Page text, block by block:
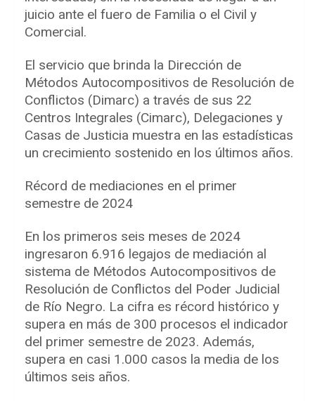
juicio ante el fuero de Familia o el Civil y
Comercial.
El servicio que brinda la Dirección de
Métodos Autocompositivos de Resolución de
Conflictos (Dimarc) a través de sus 22
Centros Integrales (Cimarc), Delegaciones y
Casas de Justicia muestra en las estadísticas
un crecimiento sostenido en los últimos años.
Récord de mediaciones en el primer
semestre de 2024
En los primeros seis meses de 2024
ingresaron 6.916 legajos de mediación al
sistema de Métodos Autocompositivos de
Resolución de Conflictos del Poder Judicial
de Río Negro. La cifra es récord histórico y
supera en más de 300 procesos el indicador
del primer semestre de 2023. Además,
supera en casi 1.000 casos la media de los
últimos seis años.